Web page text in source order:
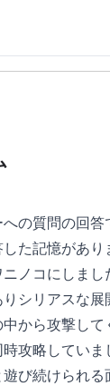
の質問の回
た記憶があり
ノコにしまし
シリアスな展
から攻撃して
攻略していま
び続けられる